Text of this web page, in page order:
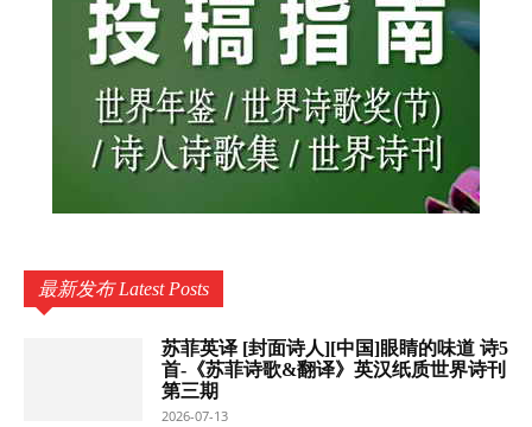
最新发布 Latest Posts
苏菲英译 [封面诗人][中国]眼睛的味道 诗5
首-《苏菲诗歌&翻译》英汉纸质世界诗刊
第三期
2026-07-13